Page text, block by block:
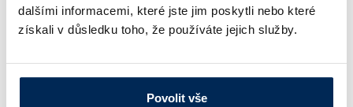
dalšími informacemi, které jste jim poskytli nebo které
získali v důsledku toho, že používáte jejich služby.
Povolit vše
Obj. číslo:
470 660 061 141
Dostupnost: